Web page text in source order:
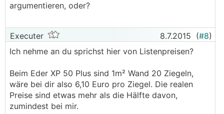
argumentieren, oder?
Executer 8.7.2015 (#8)
Ich nehme an du sprichst hier von Listenpreisen?
Beim Eder XP 50 Plus sind 1m² Wand 20 Ziegeln,
wäre bei dir also 6,10 Euro pro Ziegel. Die realen
Preise sind etwas mehr als die Hälfte davon,
zumindest bei mir.